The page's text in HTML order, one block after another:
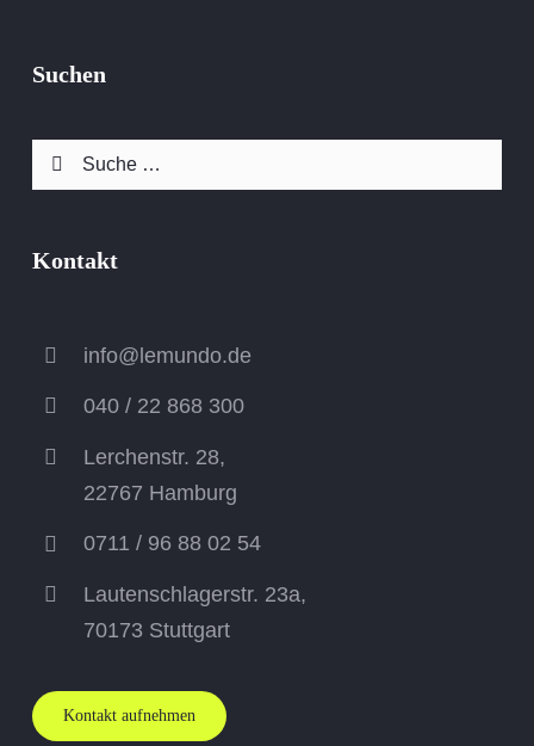
Suchen
nach:
Kontakt
info@lemundo.de
040 / 22 868 300
Lerchenstr. 28,
22767 Hamburg
0711 / 96 88 02 54
Lautenschlagerstr. 23a,
70173 Stuttgart
Kontakt aufnehmen